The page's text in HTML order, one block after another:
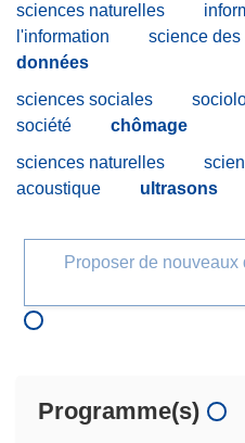
sciences naturelles
l'information
science des
données
sciences sociales
société
chômage
sciences naturelles
acoustique
ultrasons
Proposer de
Programme(s)